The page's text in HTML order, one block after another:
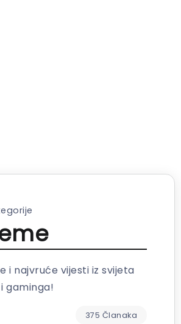
i najvruće vijesti iz svijeta
gaminga!
375 Članaka